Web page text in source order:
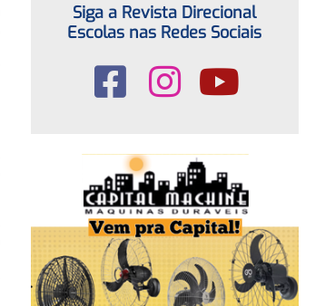
Siga a Revista Direcional
Escolas nas Redes Sociais